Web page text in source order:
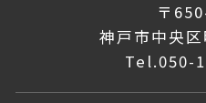
〒
神戸市中央
Tel.050-